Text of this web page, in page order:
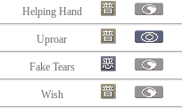
Helping Hand
Uproar
Fake Tears
Wish